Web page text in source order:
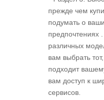
прежде чем
подумать о
предпочтениях
различных
вам выбрать
подходит
вам доступ к
сервисов.